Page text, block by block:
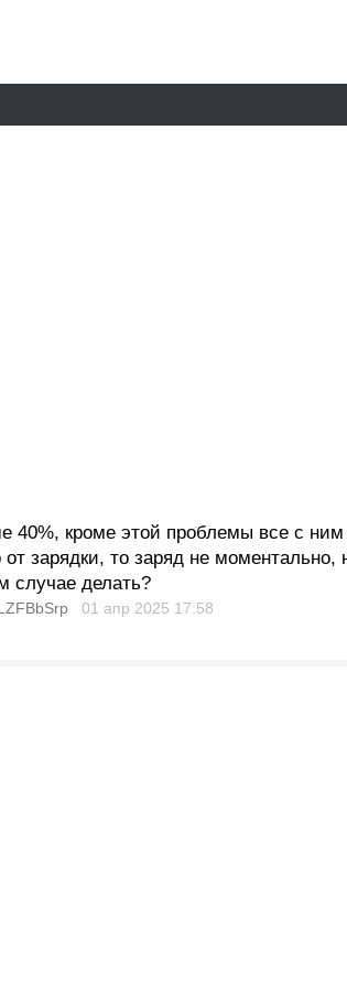
40%, кроме этой проблемы все с
зарядки, то заряд не моментально,
случае делать?
01 апр 2025 17:58